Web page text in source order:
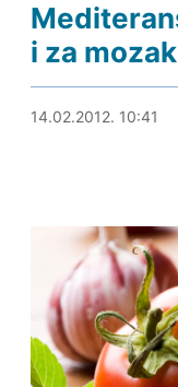
i za mozak
14.02.2012. 11:01
14.02.2012. 10:41